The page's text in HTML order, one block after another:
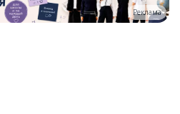
Реклама